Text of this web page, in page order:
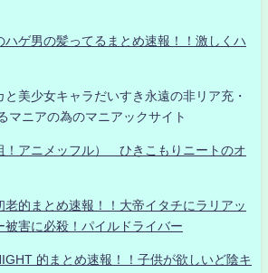
ハゲ男の髪ってるまとめ速報！！激しくハ
と美少女キャラだいすき永遠の非リア充・
マニアの為のマニアックサイト
！アニメッフル） ひきこもりニートのオ
老的まとめ速報！！大帝イタチにラリアッ
被害に必殺！パイルドライバー
的まとめ速報！！子供が欲しいど陰キ